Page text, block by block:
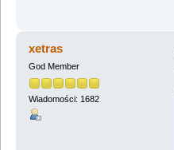
xetras
God Member
Wiadomości: 1682